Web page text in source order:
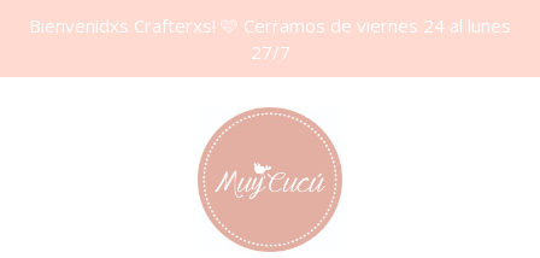
Bienvenidxs Crafterxs! 🩷 Cerramos de viernes 24 al lunes
27/7